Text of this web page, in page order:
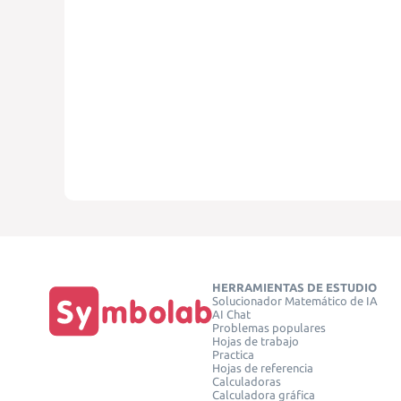
HERRAMIENTAS DE ESTUDIO
Solucionador Matemático de IA
AI Chat
Problemas populares
Hojas de trabajo
Practica
Hojas de referencia
Calculadoras
Calculadora gráfica